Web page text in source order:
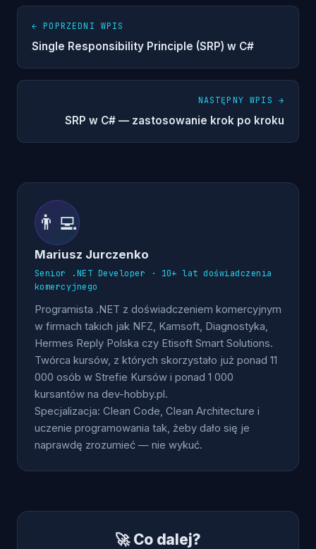
← POPRZEDNI WPIS
Single Responsibility Principle (SRP) w C#
NASTĘPNY WPIS →
SRP w C# — zastosowanie krok po kroku
👨‍💻
Mariusz Jurczenko
Senior .NET Developer · 10+ lat doświadczenia
komercyjnego
Programista .NET z doświadczeniem komercyjnym
w firmach takich jak NFZ, Kamsoft, Diagnostyka,
Hermes Reply Polska czy Etisoft Smart Solutions.
Twórca kursów, z których skorzystało już ponad 11
000 osób w Strefie Kursów i ponad 1 000
kursantów na dev-hobby.pl.
Specjalizacja: Clean Code, Clean Architecture i
uczenie programowania tak, żeby dało się je
naprawdę zrozumieć — nie wykuć.
🚀 Co dalej?